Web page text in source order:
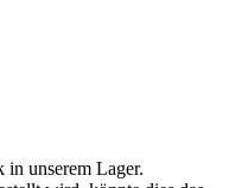
unserem Lager.